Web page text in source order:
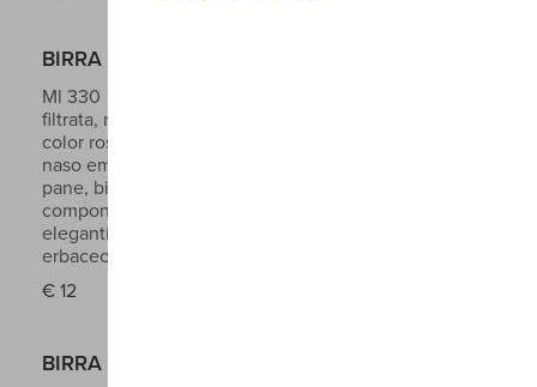
BIRRA DEL BOSCO FOXTAIL
Ml 330
filtrata, non pastorizzata e rifermentata in bottiglia,
color rosso ramato dai riflessi rubino , mentre al
naso emergono delicate sfumature di crosta di
pane, biscotto e caramello mentre al palato la
componente maltata torna protagonista con
eleganti richiami tostati e delicati sensori di amaro
erbaceo
€ 12
BIRRA DEL BOSCO WEISSBEAR